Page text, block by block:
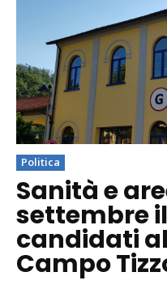
Politica
Sanità e
settembre
candidati
Campo